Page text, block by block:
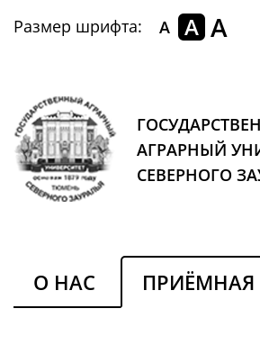
Размер шрифта: A A A
АГРАРНЫЙ
СЕВЕРНОГО
О НАС